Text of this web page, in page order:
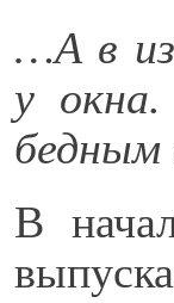
…А в
у окна.
В